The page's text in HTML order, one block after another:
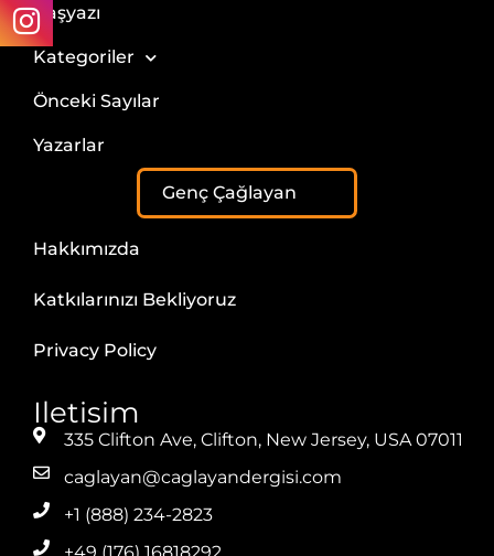
Başyazı
Kategoriler
Önceki Sayılar
Yazarlar
Genç Çağlayan
Hakkımızda
Katkılarınızı Bekliyoruz
Privacy Policy
Iletisim
335 Clifton Ave, Clifton, New Jersey, USA 07011
caglayan@caglayandergisi.com
+1 (888) 234-2823